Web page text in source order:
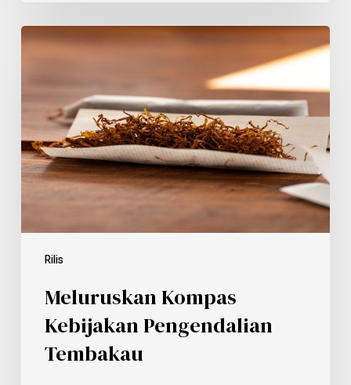
Rilis
Meluruskan Kompas
Kebijakan Pengendalian
Tembakau